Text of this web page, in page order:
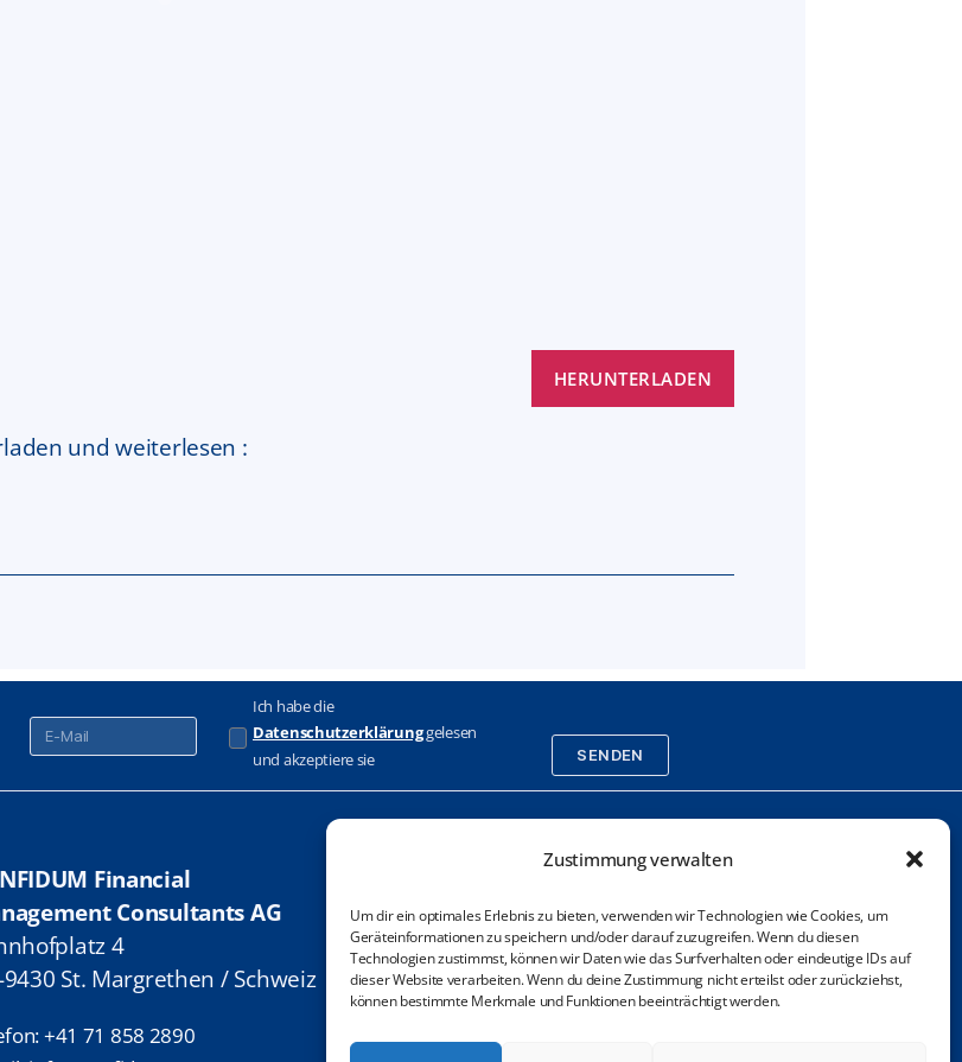
Zustimmung verwalten
Um dir ein optimales Erlebnis zu bieten, verwenden wir Technologien wie Cookies, um
Geräteinformationen zu speichern und/oder darauf zuzugreifen. Wenn du diesen
Technologien zustimmst, können wir Daten wie das Surfverhalten oder eindeutige IDs auf
dieser Website verarbeiten. Wenn du deine Zustimmung nicht erteilst oder zurückziehst,
können bestimmte Merkmale und Funktionen beeinträchtigt werden.
HERUNTERLADEN
und weiterlesen :
Ich habe die
Datenschutzerklärunggelesen
und akzeptiere sie
SENDEN
Financial
Consultants AG
4
9430 St. Margrethen /Schweiz
+41 71 858 2890
Impressum / Nutzung / Disclaimer
Datenschutzerklärung
Gender-Hinweis
Cookie-Richtlinie (EU)